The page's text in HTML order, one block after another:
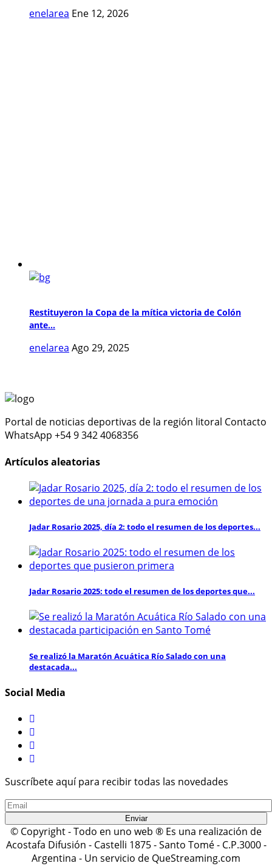
enelarea Ene 12, 2026
Restituyeron la Copa de la mítica victoria de Colón
ante...
enelarea Ago 29, 2025
Portal de noticias deportivas de la región litoral Contacto
WhatsApp +54 9 342 4068356
Artículos aleatorias
Jadar Rosario 2025, día 2: todo el resumen de los deportes...
Jadar Rosario 2025: todo el resumen de los deportes que...
Se realizó la Maratón Acuática Río Salado con una
destacada...
Social Media
Suscríbete aquí para recibir todas las novedades
© Copyright - Todo en uno web ® Es una realización de
Acostafa Difusión - Castelli 1875 - Santo Tomé - C.P.3000 -
Argentina - Un servicio de QueStreaming.com